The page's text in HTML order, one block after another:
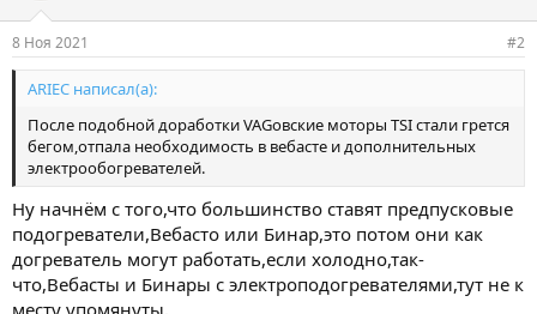
8 Ноя 2021 #2
ARIEC написал(а):
После подобной доработки VAGовские моторы TSI стали грется
бегом,отпала необходимость в вебасте и дополнительных
электрообогревателей.
Ну начнём с того,что большинство ставят предпусковые
подогреватели,Вебасто или Бинар,это потом они как
догреватель могут работать,если холодно,так-
что,Вебасты и Бинары с электроподогревателями,тут не к
месту упомянуты.